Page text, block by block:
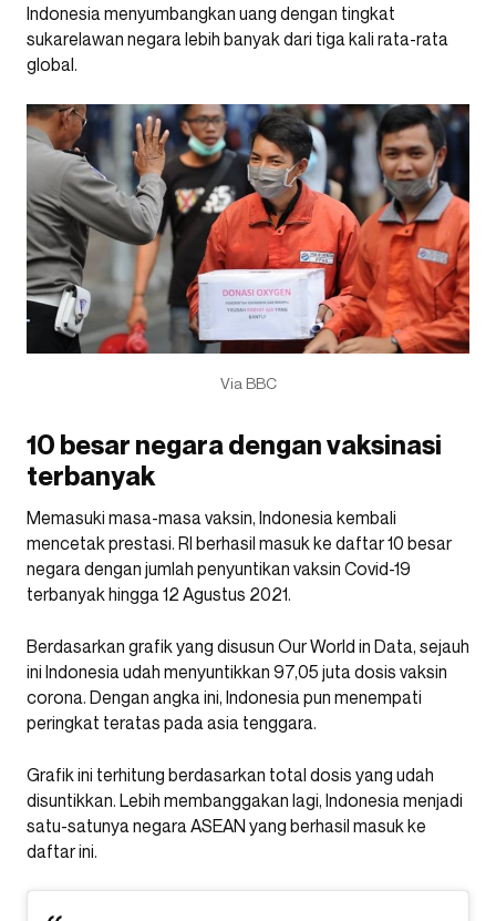
Indonesia menyumbangkan uang dengan tingkat
sukarelawan negara lebih banyak dari tiga kali rata-rata
global.
Via BBC
10 besar negara dengan vaksinasi
terbanyak
Memasuki masa-masa vaksin, Indonesia kembali
mencetak prestasi. RI berhasil masuk ke daftar 10 besar
negara dengan jumlah penyuntikan vaksin Covid-19
terbanyak hingga 12 Agustus 2021.
Berdasarkan grafik yang disusun Our World in Data, sejauh
ini Indonesia udah menyuntikkan 97,05 juta dosis vaksin
corona. Dengan angka ini, Indonesia pun menempati
peringkat teratas pada asia tenggara.
Grafik ini terhitung berdasarkan total dosis yang udah
disuntikkan. Lebih membanggakan lagi, Indonesia menjadi
satu-satunya negara ASEAN yang berhasil masuk ke
daftar ini.